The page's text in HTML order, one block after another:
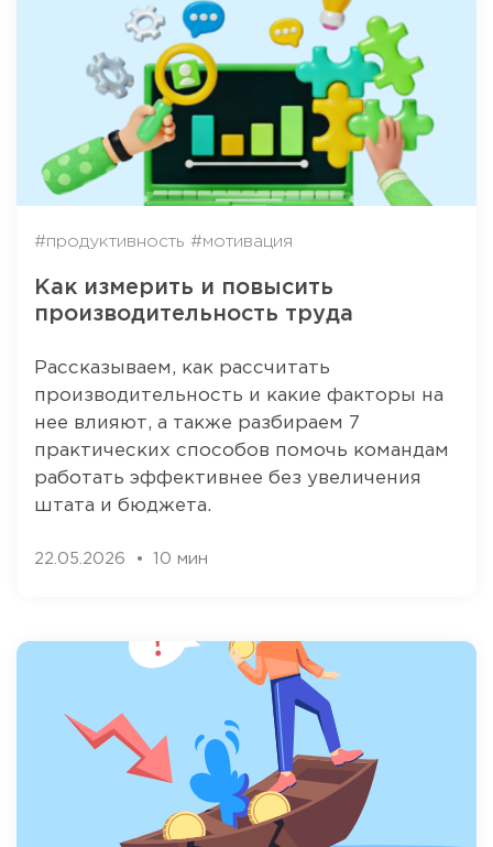
#продуктивность #мотивация
Как измерить и повысить
производительность труда
Рассказываем, как рассчитать
производительность и какие факторы на
нее влияют, а также разбираем 7
практических способов помочь командам
работать эффективнее без увеличения
штата и бюджета.
22.05.2026 10 мин